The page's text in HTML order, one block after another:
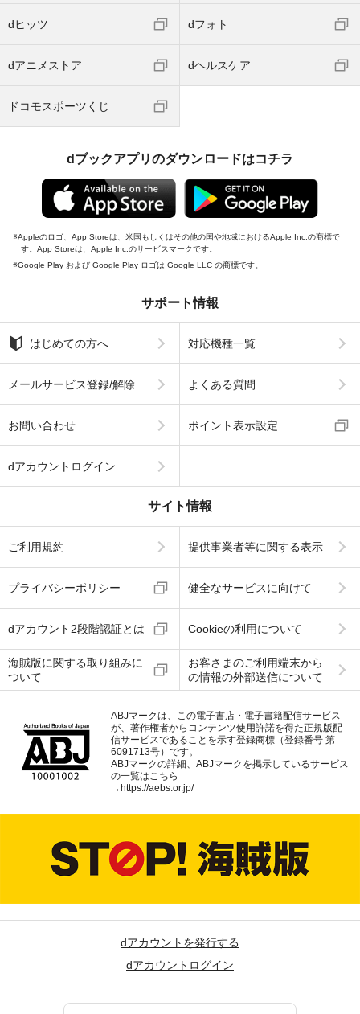
dヒッツ dフォト
dアニメストア dヘルスケア
ドコモスポーツくじ
dブックアプリのダウンロードはコチラ
Appleのロゴ、App Storeは、米国もしくはその他の国や地域におけるApple Inc.の商標で
す。App Storeは、Apple Inc.のサービスマークです。
Google Play および Google Play ロゴは Google LLC の商標です。
サポート情報
はじめての方へ 対応機種一覧
メールサービス登録/解除 よくある質問
お問い合わせ ポイント表示設定
dアカウントログイン
サイト情報
ご利用規約 提供事業者等に関する表示
プライバシーポリシー 健全なサービスに向けて
dアカウント2段階認証とは Cookieの利用について
海賊版に関する取り組みに
ついて
お客さまのご利用端末から
の情報の外部送信について
ABJマークは、この電子書店・電子書籍配信サービス
が、著作権者からコンテンツ使用許諾を得た正規版配
信サービスであることを示す登録商標（登録番号 第
6091713号）です。
ABJマークの詳細、ABJマークを掲示しているサービス
の一覧はこちら
→https://aebs.or.jp/
dアカウントを発行する
dアカウントログイン